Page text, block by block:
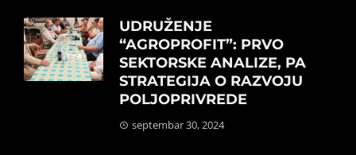
UDRUŽENJE
“AGROPROFIT”: PRVO
SEKTORSKE ANALIZE, PA
STRATEGIJA O RAZVOJU
POLJOPRIVREDE
septembar 30, 2024